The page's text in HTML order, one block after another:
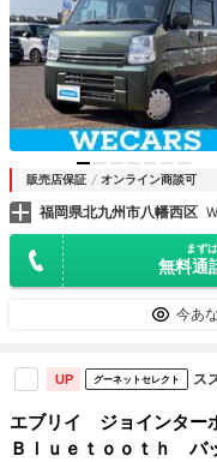
販売店保証 オンライン商談可
福岡県北九州市八幡西区
まず
無料通
今あ
UP グーネットセレクト ス
エブリイ ジョインタ
Ｂｌｕｅｔｏｏｔｈ